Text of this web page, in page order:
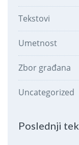
Tekstovi
Umetnost
Zbor građana
Uncategorized
Poslednji